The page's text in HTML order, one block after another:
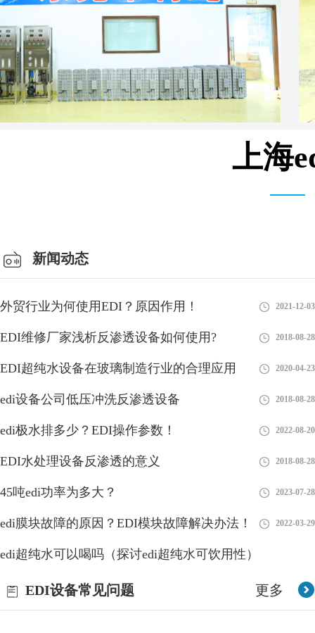
上海
新闻动态
外贸行业为何使用EDI？原因作用！ 2021-12-03
EDI维修厂家浅析反渗透设备如何使用? 2018-08-28
EDI超纯水设备在玻璃制造行业的合理应用 2020-04-23
edi设备公司低压冲洗反渗透设备 2018-08-28
edi极水排多少？EDI操作参数！ 2022-08-20
EDI水处理设备反渗透的意义 2018-08-28
45吨edi功率为多大？ 2023-07-28
edi膜块故障的原因？EDI模块故障解决办法！ 2022-03-29
edi超纯水可以喝吗（探讨edi超纯水可饮用性）
2023-08-26
更多
EDI设备常见问题
为两路，即进水路和电离路。下面是进水分两路的原因：1、进水
比如水压、进水酸碱值和进水含盐量毛毯，那么水温对EDI造水有
没有影响呢？